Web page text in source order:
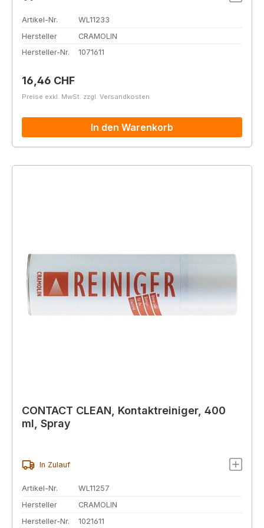
Artikel-Nr.
WL11233
Hersteller
CRAMOLIN
Hersteller-Nr.
1071611
Regulärer Preis:
16,46 CHF
Preise exkl. MwSt. zzgl. Versandkosten
In den Warenkorb
CONTACT CLEAN, Kontaktreiniger, 400
ml, Spray
In Zulauf
Artikel-Nr.
WL11257
Hersteller
CRAMOLIN
Hersteller-Nr.
1021611